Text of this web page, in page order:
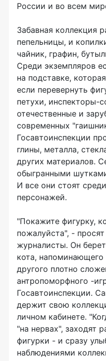
России и во всем
Забавная коллекция
пепельницы, и
чайник, графин,
Среди экземпляров
на подставке,
если перевернуть
петухи, инспекторы-
отечественные и
современных
Госавтоинспекции
глины, металла,
других материалов.
обыгранными
И все они стоят
персонажей.
"Покажите фигурку,
пожалуйста", -
журналисты. Он
кота,
другого плотно
антропоморфного -
Госавтоинспекции.
держит свою
личном кабинете.
"на нервах", заходят
фигурки - и сразу
наблюдениями